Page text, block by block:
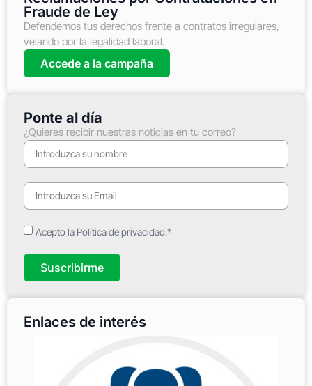
Fraude de Ley
Defendemos tus derechos frente a contratos irregulares,
velando por la legalidad laboral.
Accede a la campaña
Ponte al día
¿Quieres recibir nuestras noticias en tu correo?
Acepto la Política de privacidad.*
Suscribirme
Enlaces de interés